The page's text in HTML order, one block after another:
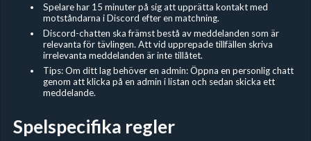
Spelare har 15 minuter på sig att upprätta kontakt med
motståndarna i Discord efter en matchning.
Discord-chatten ska främst bestå av meddelanden som är
relevanta för tävlingen. Att vid upprepade tillfällen skriva
irrelevanta meddelanden är inte tillåtet.
Tips: Om ditt lag behöver en admin: Öppna en personlig chatt
genom att klicka på en admin i listan och sedan skicka ett
meddelande.
Spelspecifika regler